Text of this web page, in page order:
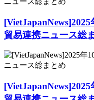
貿易連携ニュース総